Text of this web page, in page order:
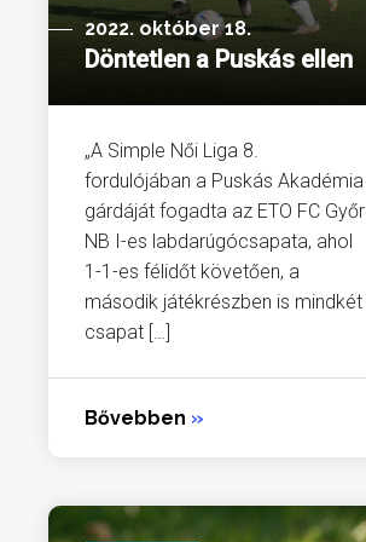
2022. október 18.
Döntetlen a Puskás ellen
„A Simple Női Liga 8.
fordulójában a Puskás Akadémia
gárdáját fogadta az ETO FC Győr
NB I-es labdarúgócsapata, ahol
1-1-es félidőt követően, a
második játékrészben is mindkét
csapat […]
Bővebben »